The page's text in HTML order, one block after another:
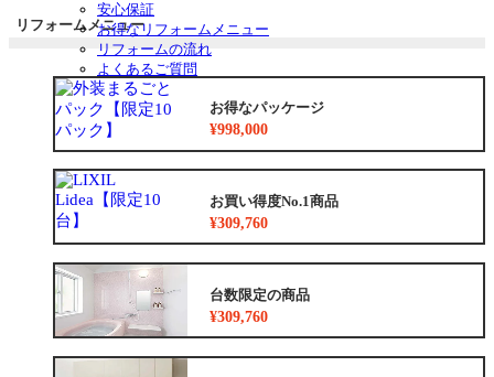
安心保証
お得なリフォームメニュー
リフォームの流れ
よくあるご質問
中古リノベをご検討中の方へ
リフォームメニュー
お得なパッケージ
¥998,000
お買い得度No.1商品
¥309,760
台数限定の商品
¥309,760